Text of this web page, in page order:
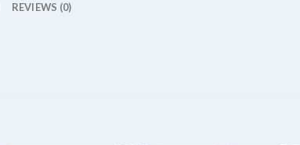
REVIEWS (0)